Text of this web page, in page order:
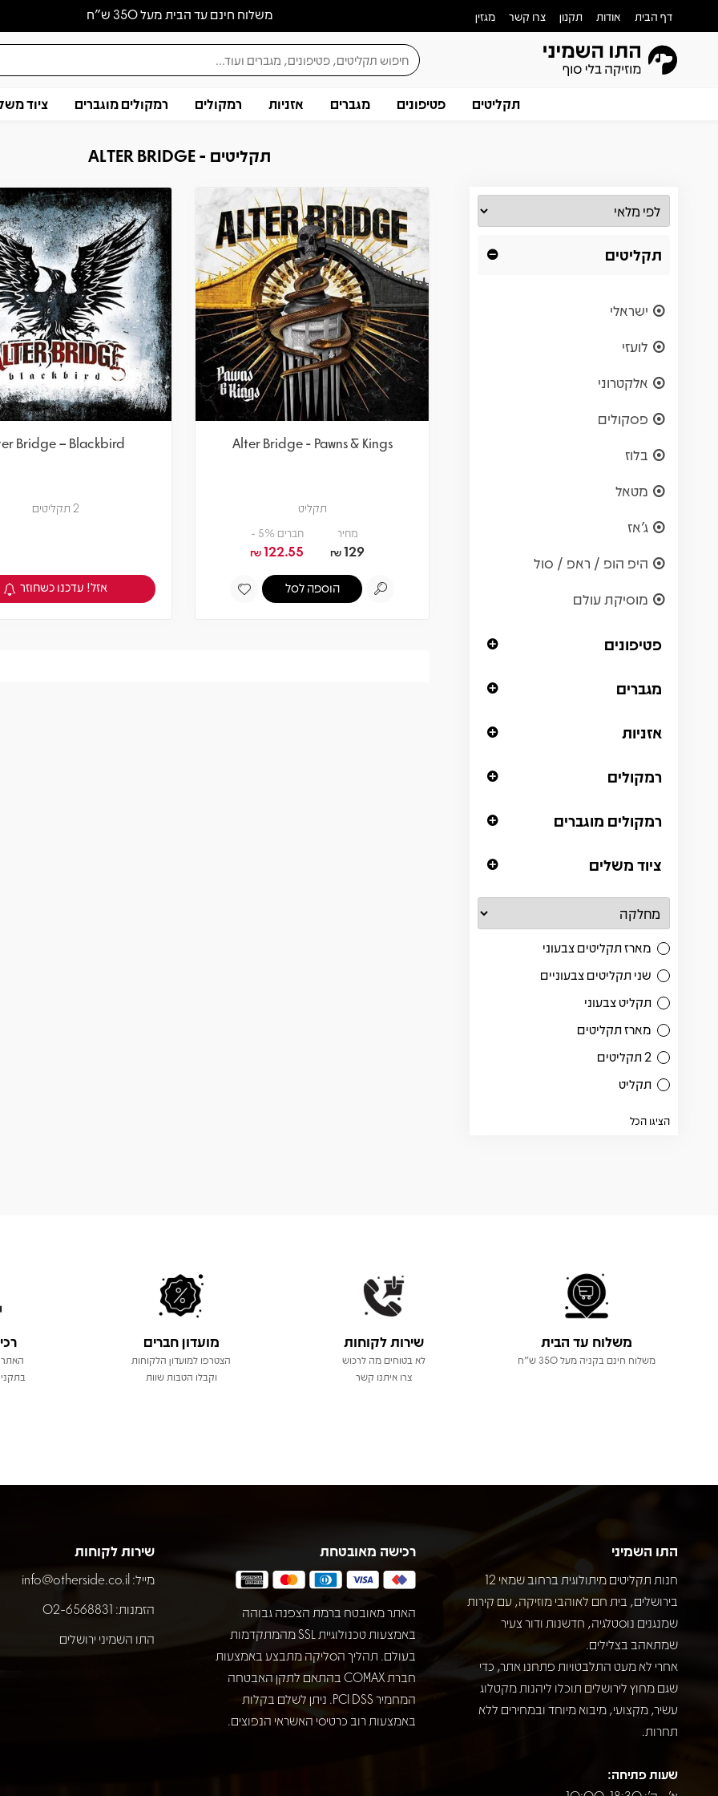
משלוח חינם עד הבית מעל 350 ש״ח דף הבית אודות תקנון צרו קשר מגזין
תקליטים פטיפונים מגברים אזניות רמקולים רמקולים מוגברים ציוד
תקליטים - ALTER BRIDGE
תקליטים
ישראלי
לועזי
אלקטרוני
פסקולים
בלוז
מטאל
ג'אז
היפ הופ / ראפ / סול
מוסיקת עולם
פטיפונים
מגברים
אזניות
רמקולים
רמקולים מוגברים
ציוד משלים
מארז תקליטים צבעוני
שני תקליטים צבעוניים
תקליט צבעוני
מארז תקליטים
2 תקליטים
תקליט
הציגו הכל
Alter Bridge - Pawns & Kings
תקליט
מחיר
129
₪
חברים 5% -
122.55
₪
הוספה לסל
Bridge – Blackbird
2 תקליטים
צפיה במוצר
אזל! עדכנו כשחוזר
משלוח עד הבית
משלוח חינם בקניה מעל 350 ש"ח
שירות לקוחות
לא בטוחים מה לרכוש
צרו איתנו קשר
מועדון חברים
הצטרפו למועדון הלקוחות
וקבלו הטבות שוות
התו השמיני
חנות תקליטים מיתולוגית ברחוב שמאי 12
בירושלים, בית חם לאוהבי מוזיקה, עם קירות
שמנגנים נוסטלגיה, חדשנות ודור צעיר
שמתאהב בצלילים.
אחרי לא מעט התלבטויות פתחנו אתר, כדי
שגם מחוץ לירושלים תוכלו ליהנות מקטלוג
עשיר, מקצועי, מיבוא מיוחד ובמחירים ללא
תחרות.
שעות פתיחה:
רכישה מאובטחת
האתר מאובטח ברמת הצפנה גבוהה
באמצעות טכנולוגיית SSL מהמתקדמות
בעולם. תהליך הסליקה מתבצע באמצעות
חברת COMAX בהתאם לתקן האבטחה
המחמיר PCI DSS. ניתן לשלם בקלות
באמצעות רוב כרטיסי האשראי הנפוצים.
שירות לקוחות
מייל: info@otherside.co.il
הזמנות: 02-6568831
התו השמיני ירושלים